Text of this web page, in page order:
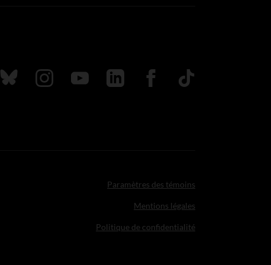
Suivez nous sur Bluesky
Suivez nous sur Instagram
Suivez nous sur Youtube
Suivez nous sur LinkedIn
Suivez nous sur
TikTok
Paramètres des témoins
Mentions légales
Politique de confidentialité